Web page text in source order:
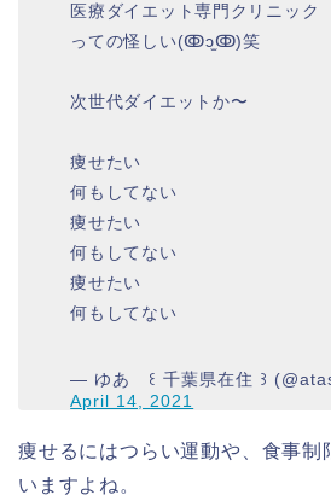
医療ダイエット専門クリニック
っての怪しい(ↂↄ̫ↂ)笑
次世代ダイエットか〜
痩せたい
何もしてない
痩せたい
何もしてない
痩せたい
何もしてない
— ゆあ ꒰ 千葉県在住 ꒱
April 14, 2021
痩せるにはつらい運動や、食事制
いますよね。